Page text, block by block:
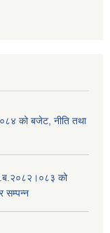
को बजेट, नीति तथा
को
सम्पन्न